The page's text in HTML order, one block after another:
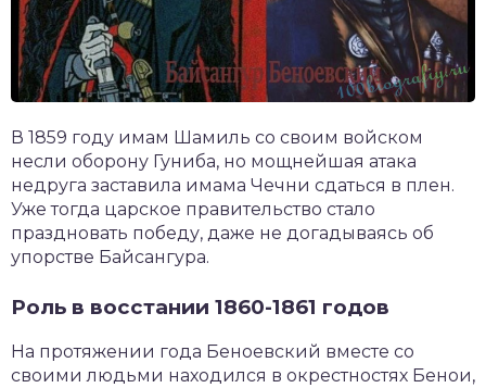
В 1859 году имам Шамиль со своим войском
несли оборону Гуниба, но мощнейшая атака
недруга заставила имама Чечни сдаться в плен.
Уже тогда царское правительство стало
праздновать победу, даже не догадываясь об
упорстве Байсангура.
Роль в восстании 1860-1861 годов
На протяжении года Беноевский вместе со
своими людьми находился в окрестностях Бенои,